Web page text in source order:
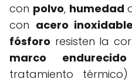
con polvo, humedad
con acero inoxidable
fósforo resisten la
marco endurecido
tratamiento